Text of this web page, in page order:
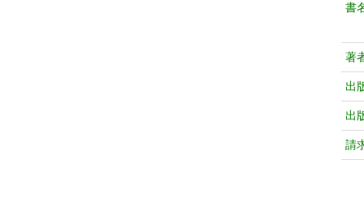
書
著
出
出
請